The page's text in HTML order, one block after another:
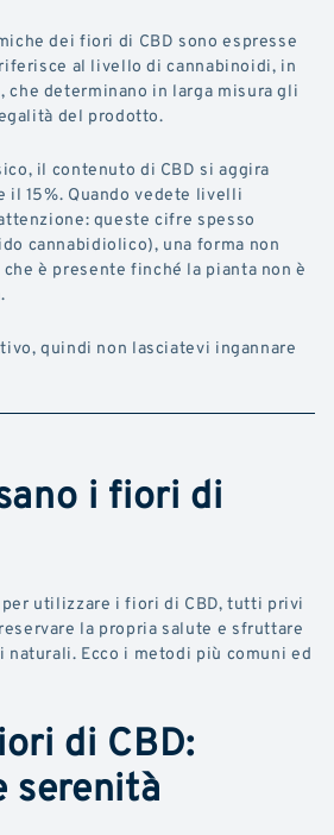
dei fiori di CBD sono espresse
al livello di cannabinoidi, in
che determinano in larga misura gli
del prodotto.
il contenuto di CBD si aggira
il 15%. Quando vedete livelli
queste cifre spesso
cannabidiolico), una forma non
è presente finché la pianta non è
quindi non lasciatevi ingannare
i fiori di
utilizzare i fiori di CBD, tutti privi
la propria salute e sfruttare
Ecco i metodi più comuni ed
di CBD:
serenità